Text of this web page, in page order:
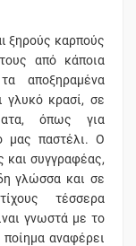
ξηρούς καρπούς
από κάποια
αποξηραμένα
γλυκό κρασί, σε
όπως για
μας παστέλι. Ο
και συγγραφέας,
γλώσσα και σε
τέσσερα
γνωστά με το
αναφέρει